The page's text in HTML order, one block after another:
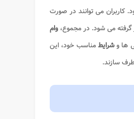
کاربران می توانند در صورت
گرفته می شود. در مجموع، وام
ها وشرایطمناسب خود، این
سازند.